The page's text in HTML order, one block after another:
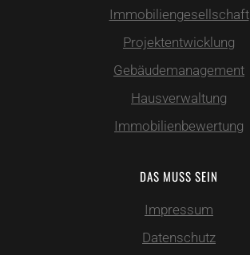
Immobiliengesellschaft
Projektentwicklung
Gebäudemanagement
Hausverwaltung
Immobilienbewertung
DAS MUSS SEIN
Impressum
Datenschutz